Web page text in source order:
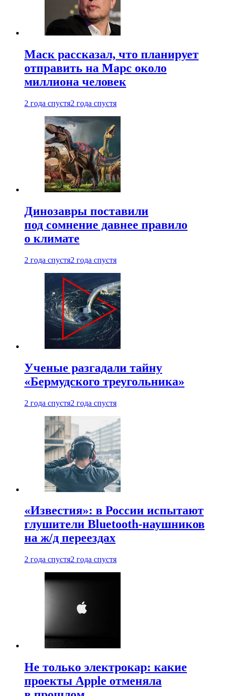
Маск рассказал, что планирует
отправить на Марс около
миллиона человек
2 года спустя2 года спустя
Динозавры поставили
под сомнение давнее правило
о климате
2 года спустя2 года спустя
Ученые разгадали тайну
«Бермудского треугольника»
2 года спустя2 года спустя
«Известия»: в России испытают
глушители Bluetooth-наушников
на ж/д переездах
2 года спустя2 года спустя
Не только электрокар: какие
проекты Apple отменяла